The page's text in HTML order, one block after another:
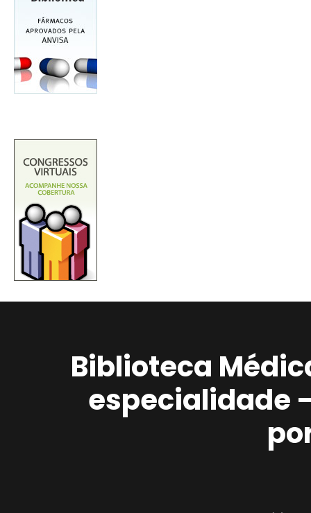
Biblioteca
especialidade